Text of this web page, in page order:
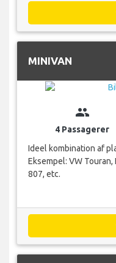
MINIVAN
group
4 Passagerer
Ideel kombination af
Eksempel: VW
807, etc.